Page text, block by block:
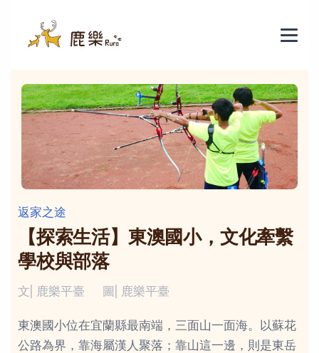
返家之途
【探索生活】東澳國小，文化牽繫
學校與部落
文| 鹿樂平臺 圖| 鹿樂平臺
東澳國小位在宜蘭縣最南端，三面山一面海。以蘇花
公路為界，靠海屬漢人聚落；靠山這一邊，則是東岳